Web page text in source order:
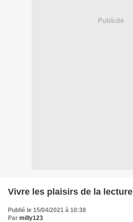
Publicité
Vivre les plaisirs de la lecture
Publié le 15/04/2021 à 10:38
Par milly123